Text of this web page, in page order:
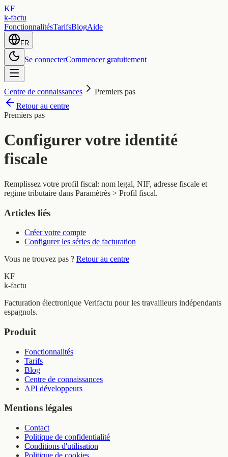
KF
k-factu
FonctionnalitésTarifsBlogAide
FR
Se connecterCommencer gratuitement
Centre de connaissances
Premiers pas
Retour au centre
Premiers pas
Configurer votre identité
fiscale
Remplissez votre profil fiscal: nom legal, NIF, adresse fiscale et
regime tributaire dans Paramètrès > Profil fiscal.
Articles liés
Créer votre compte
Configurer les séries de facturation
Vous ne trouvez pas ? Retour au centre
KF
k-factu
Facturation électronique Verifactu pour les travailleurs indépendants
espagnols.
Produit
Fonctionnalités
Tarifs
Blog
Centre de connaissances
API développeurs
Mentions légales
Contact
Politique de confidentialité
Conditions d'utilisation